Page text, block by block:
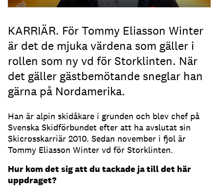
KARRIÄR. För Tommy Eliasson Winter
är det de mjuka värdena som gäller i
rollen som ny vd för Storklinten. När
det gäller gästbemötande sneglar han
gärna på Nordamerika.
Han är alpin skidåkare i grunden och blev chef på
Svenska Skidförbundet efter att ha avslutat sin
Skicrosskarriär 2010. Sedan november i fjol är
Tommy Eliasson Winter vd för Storklinten.
Hur kom det sig att du tackade ja till det här
uppdraget?